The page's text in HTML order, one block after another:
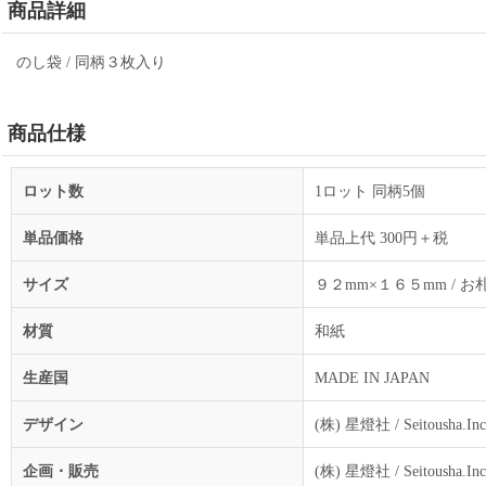
商品詳細
のし袋 / 同柄３枚入り
商品仕様
ロット数 1ロット 同柄5個
単品価格 単品上代 300円＋税
サイズ ９２mm×１６５mm / お
材質 和紙
生産国 MADE IN JAPAN
デザイン (株) 星燈社 / Seitousha.Inc
企画・販売 (株) 星燈社 / Seitousha.Inc